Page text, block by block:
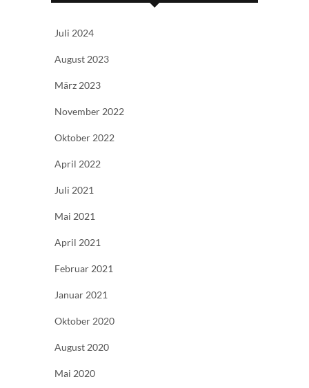
Juli 2024
August 2023
März 2023
November 2022
Oktober 2022
April 2022
Juli 2021
Mai 2021
April 2021
Februar 2021
Januar 2021
Oktober 2020
August 2020
Mai 2020